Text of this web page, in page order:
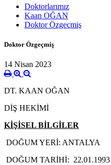
Doktorlarımız
Kaan OĞAN
Doktor Özgeçmiş
Doktor Özgeçmiş
14 Nisan 2023
DT. KAAN OĞAN
DİŞ HEKİMİ
KİŞİSEL BİLGİLER
DOĞUM YERİ: ANTALYA
DOĞUM TARİHİ: 22.01.1993